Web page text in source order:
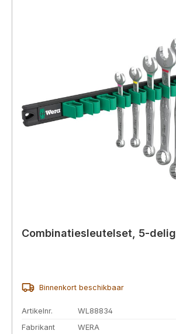
Combinatiesleutelset, 5-delig
Binnenkort beschikbaar
Artikelnr.
WL88834
Fabrikant
WERA